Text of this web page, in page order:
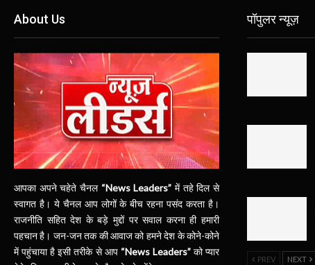
About Us
आपका अपने चहेते चैनल “News Leaders” में तहे दिल से
स्वागत है। ये चैनल आप लोगों के बीच रहना पसंद करता है।
राजनीति सहित देश के बड़े मुद्दों पर सवाल करना ही हमारी
पहचान है। जन-जन तक की आवाज को हमने देश के कोने-कोने
में पहुंचाया है इसी तरीके से आप “News Leaders”को प्यार
पॉपुलर न्यूज़
PREV NEXT